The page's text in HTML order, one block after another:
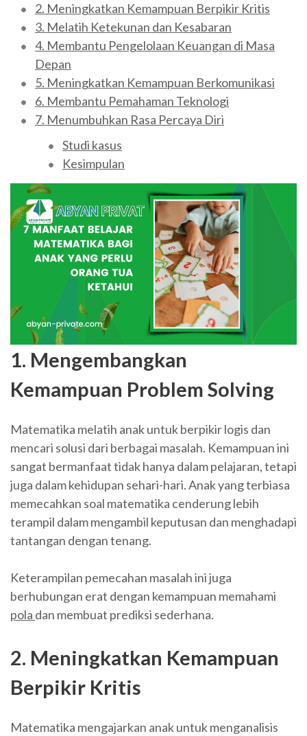
2. Meningkatkan Kemampuan Berpikir Kritis
3. Melatih Ketekunan dan Kesabaran
4. Membantu Pengelolaan Keuangan di Masa
Depan
5. Meningkatkan Kemampuan Berkomunikasi
6. Membantu Pemahaman Teknologi
7. Menumbuhkan Rasa Percaya Diri
Studi kasus
Kesimpulan
1. Mengembangkan
Kemampuan Problem Solving
Matematika melatih anak untuk berpikir logis dan
mencari solusi dari berbagai masalah. Kemampuan ini
sangat bermanfaat tidak hanya dalam pelajaran, tetapi
juga dalam kehidupan sehari-hari. Anak yang terbiasa
memecahkan soal matematika cenderung lebih
terampil dalam mengambil keputusan dan menghadapi
tantangan dengan tenang.
Keterampilan pemecahan masalah ini juga
berhubungan erat dengan kemampuan memahami
pola dan membuat prediksi sederhana.
2. Meningkatkan Kemampuan
Berpikir Kritis
Matematika mengajarkan anak untuk menganalisis